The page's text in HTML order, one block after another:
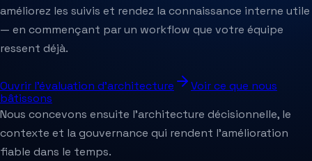
améliorez les suivis et rendez la connaissance interne utile
— en commençant par un workflow que votre équipe
ressent déjà.
Ouvrir l’évaluation d’architecture
Voir ce que nous
bâtissons
Nous concevons ensuite l’architecture décisionnelle, le
contexte et la gouvernance qui rendent l’amélioration
fiable dans le temps.